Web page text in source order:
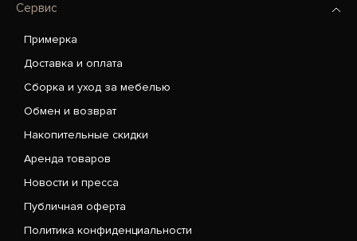
Сервис
Примерка
Доставка и оплата
Сборка и уход за мебелью
Обмен и возврат
Накопительные скидки
Аренда товаров
Новости и пресса
Публичная оферта
Политика конфиденциальности